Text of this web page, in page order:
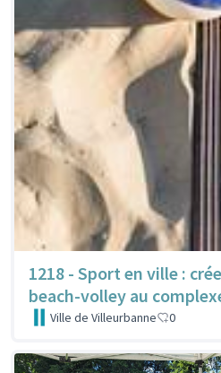
1218 - Sport en ville :
beach-volley au
Ville de Villeurbanne 0